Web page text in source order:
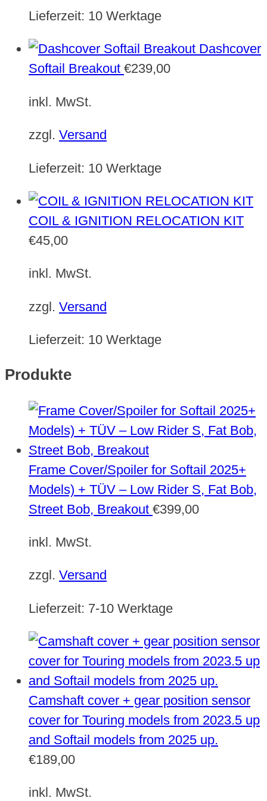
Lieferzeit: 10 Werktage
Dashcover
Softail Breakout €239,00
inkl. MwSt.
zzgl. Versand
Lieferzeit: 10 Werktage
COIL & IGNITION RELOCATION KIT
€45,00
inkl. MwSt.
zzgl. Versand
Lieferzeit: 10 Werktage
Produkte
Frame Cover/Spoiler for Softail 2025+
Models) + TÜV – Low Rider S, Fat Bob,
Street Bob, Breakout €399,00
inkl. MwSt.
zzgl. Versand
Lieferzeit: 7-10 Werktage
Camshaft cover + gear position sensor
cover for Touring models from 2023.5 up
and Softail models from 2025 up.
€189,00
inkl. MwSt.